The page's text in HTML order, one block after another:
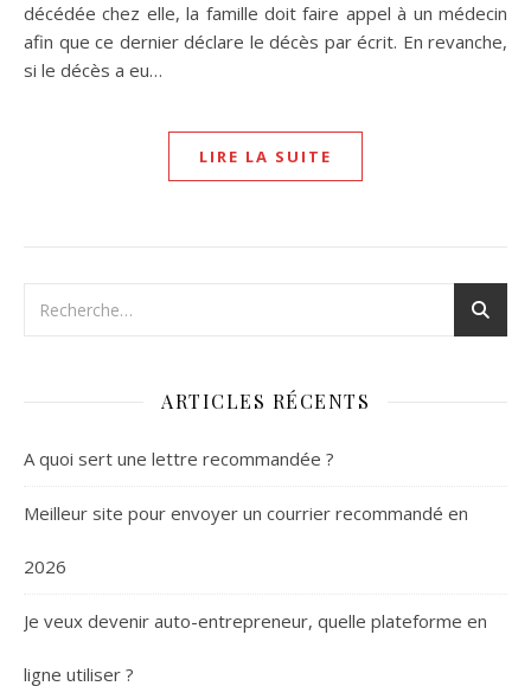
décédée chez elle, la famille doit faire appel à un médecin
afin que ce dernier déclare le décès par écrit. En revanche,
si le décès a eu…
LIRE LA SUITE
ARTICLES RÉCENTS
A quoi sert une lettre recommandée ?
Meilleur site pour envoyer un courrier recommandé en
2026
Je veux devenir auto-entrepreneur, quelle plateforme en
ligne utiliser ?